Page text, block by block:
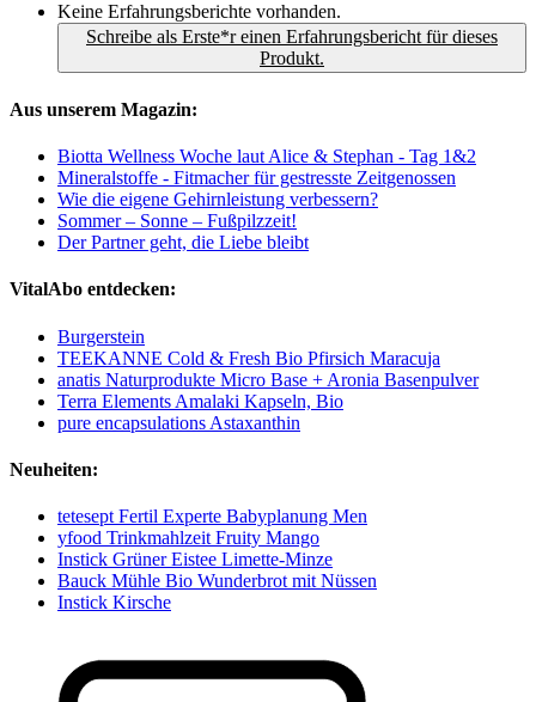
Keine Erfahrungsberichte vorhanden.
Schreibe als Erste*r einen Erfahrungsbericht für dieses
Produkt.
Aus unserem Magazin:
Biotta Wellness Woche laut Alice & Stephan - Tag 1&2
Mineralstoffe - Fitmacher für gestresste Zeitgenossen
Wie die eigene Gehirnleistung verbessern?
Sommer – Sonne – Fußpilzzeit!
Der Partner geht, die Liebe bleibt
VitalAbo entdecken:
Burgerstein
TEEKANNE Cold & Fresh Bio Pfirsich Maracuja
anatis Naturprodukte Micro Base + Aronia Basenpulver
Terra Elements Amalaki Kapseln, Bio
pure encapsulations Astaxanthin
Neuheiten:
tetesept Fertil Experte Babyplanung Men
yfood Trinkmahlzeit Fruity Mango
Instick Grüner Eistee Limette-Minze
Bauck Mühle Bio Wunderbrot mit Nüssen
Instick Kirsche